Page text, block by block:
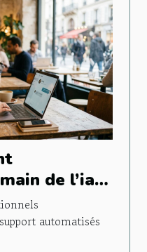
de l’ia
ligne ?
automatisés